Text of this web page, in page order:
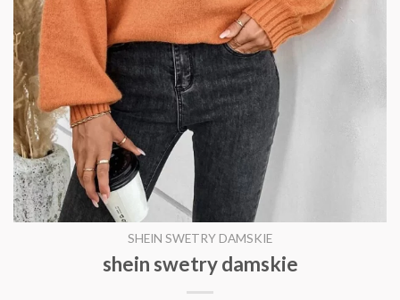
SHEIN SWETRY DAMSKIE
shein swetry damskie